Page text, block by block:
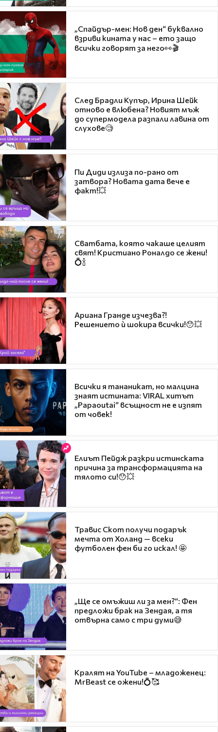
„Спайдър-мен: Нов ден“ буквално
взриви кината у нас – ето защо
всички говорят за него👀🎬
След Брадли Купър, Ирина Шейк
отново е влюбена? Новият мъж
до супермодела разпали лавина от
слухове🧐
Пи Диди излиза по-рано от
затвора? Новата дата вече е
факт!💥
Сватбата, която чакаше целият
свят! Кристиано Роналдо се жени!
💍🍾
Ариана Гранде изчезва?!
Решението ѝ шокира всички!😯💥
Всички я тананикат, но малцина
знаят истината: VIRAL хитът
„Papaoutai“ всъщност не е изпят
от човек!
Елиът Пейдж разкри истинската
причина за трансформацията на
тялото си!😯💥
Травис Скот получи подарък
мечта от Холанд — всеки
футболен фен би го искал! 🤩
„Ще се омъжиш ли за мен?“: Фен
предложи брак на Зендая, а тя
отвърна само с три думи😅
Кралят на YouTube – младоженец:
MrBeast се ожени!💍🥰